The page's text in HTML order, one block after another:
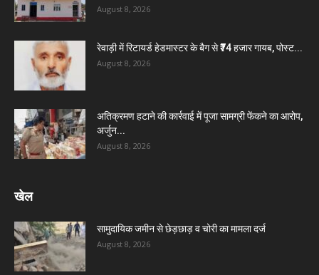
August 8, 2026
रेवाड़ी में रिटायर्ड हेडमास्टर के बैग से ₹74 हजार गायब, पोस्ट...
August 8, 2026
अतिक्रमण हटाने की कार्रवाई में पूजा सामग्री फेंकने का आरोप,
अर्जुन...
August 8, 2026
खेल
सामुदायिक जमीन से छेड़छाड़ व चोरी का मामला दर्ज
August 8, 2026